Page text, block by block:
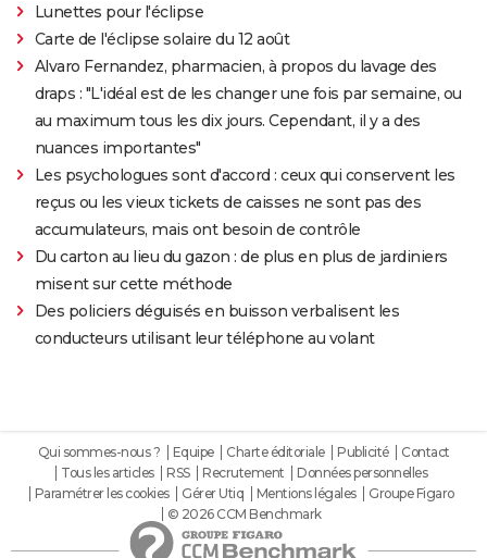
Lunettes pour l'éclipse
Carte de l'éclipse solaire du 12 août
Alvaro Fernandez, pharmacien, à propos du lavage des
draps : "L'idéal est de les changer une fois par semaine, ou
au maximum tous les dix jours. Cependant, il y a des
nuances importantes"
Les psychologues sont d'accord : ceux qui conservent les
reçus ou les vieux tickets de caisses ne sont pas des
accumulateurs, mais ont besoin de contrôle
Du carton au lieu du gazon : de plus en plus de jardiniers
misent sur cette méthode
Des policiers déguisés en buisson verbalisent les
conducteurs utilisant leur téléphone au volant
Qui sommes-nous ? Equipe Charte éditoriale Publicité
Contact
Tous les articles
RSS Recrutement
Données personnelles
Paramétrer les cookies
Gérer Utiq Mentions légales
Groupe Figaro
© 2026 CCM Benchmark